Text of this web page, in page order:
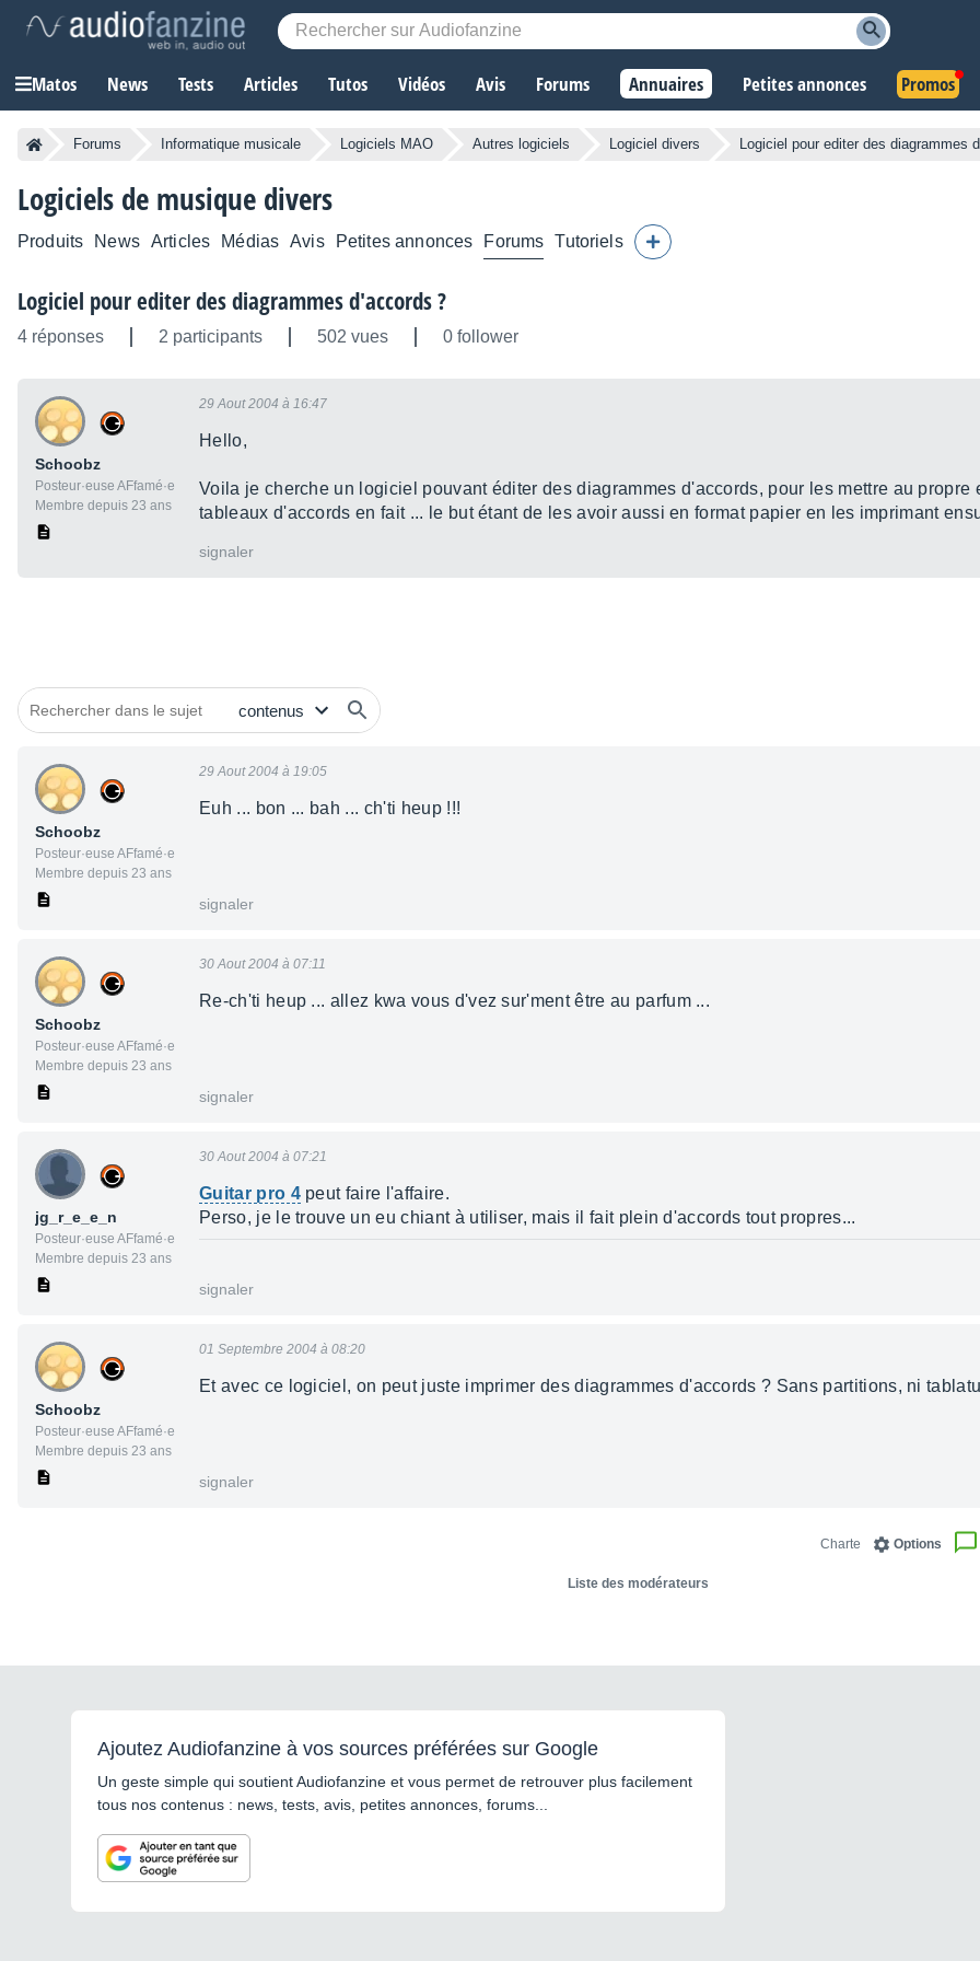
Matos News Tests Articles Tutos Vidéos Avis Forums Annuaires Petites annonces Promos
Forums Informatique musicale Logiciels MAO Autres logiciels Logiciel divers Logiciel pour editer des diagrammes
Logiciels de musique divers
Produits News Articles Médias Avis Petites annonces Forums Tutoriels
Logiciel pour editer des diagrammes d'accords ?
4 réponses 2 participants 502 vues 0 follower
Schoobz
Posteur·euse AFfamé·e
Membre depuis 23 ans
29 Aout 2004 à 16:47
Hello,
Voila je cherche un logiciel pouvant éditer des diagrammes d'accords, pour les mettre au propre
tableaux d'accords en fait ... le but étant de les avoir aussi en format papier en les imprimant
signaler
Schoobz
Posteur·euse AFfamé·e
Membre depuis 23 ans
29 Aout 2004 à 19:05
Euh ... bon ... bah ... ch'ti heup !!!
signaler
Schoobz
Posteur·euse AFfamé·e
Membre depuis 23 ans
30 Aout 2004 à 07:11
Re-ch'ti heup ... allez kwa vous d'vez sur'ment être au parfum ...
signaler
jg_r_e_e_n
Posteur·euse AFfamé·e
Membre depuis 23 ans
30 Aout 2004 à 07:21
Guitar pro 4peut faire l'affaire.
Perso, je le trouve un eu chiant à utiliser, mais il fait plein d'accords tout propres...
signaler
Schoobz
Posteur·euse AFfamé·e
Membre depuis 23 ans
01 Septembre 2004 à 08:20
Et avec ce logiciel, on peut juste imprimer des diagrammes d'accords ? Sans partitions, ni
signaler
Options
Charte
Liste des modérateurs
Ajoutez Audiofanzine à vos sources préférées sur Google
Un geste simple qui soutient Audiofanzine et vous permet de retrouver plus facilement
tous nos contenus : news, tests, avis, petites annonces, forums...